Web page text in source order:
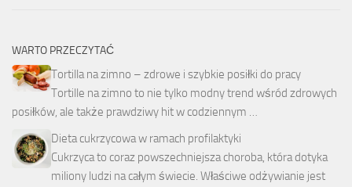
WARTO PRZECZYTAĆ
Tortilla na zimno – zdrowe i szybkie posiłki do pracy
Tortille na zimno to nie tylko modny trend wśród zdrowych
posiłków, ale także prawdziwy hit w codziennym …
Dieta cukrzycowa w ramach profilaktyki
Cukrzyca to coraz powszechniejsza choroba, która dotyka
miliony ludzi na całym świecie. Właściwe odżywianie jest